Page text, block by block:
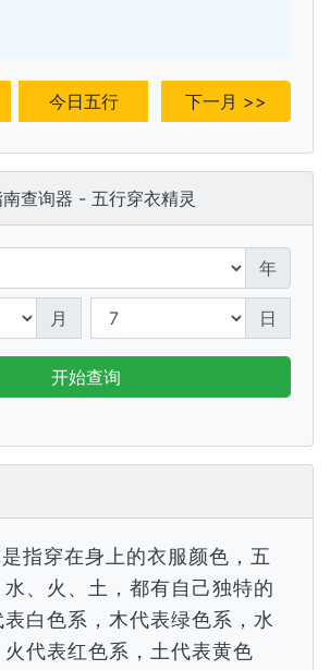
今日五行 下一月 >>
查询器 - 五行穿衣精灵
年
月 日
开始查询
指穿在身上的衣服颜色，五
、火、土，都有自己独特的
白色系，木代表绿色系，水
代表红色系，土代表黄色